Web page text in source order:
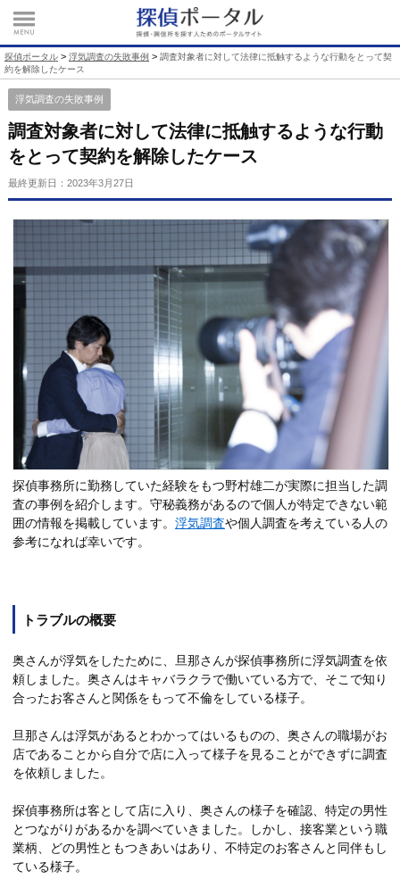
探偵ポータル > 浮気調査の失敗事例 > 調査対象者に対して法律に抵触するような行動をとって契
約を解除したケース
浮気調査の失敗事例
調査対象者に対して法律に抵触するような行動
をとって契約を解除したケース
最終更新日： 2023年3月27日
探偵事務所に勤務していた経験をもつ野村雄二が実際に担当した調
査の事例を紹介します。守秘義務があるので個人が特定できない範
囲の情報を掲載しています。 浮気調査や個人調査を考えている人の
参考になれば幸いです。
トラブルの概要
奥さんが浮気をしたために、旦那さんが探偵事務所に浮気調査を依
頼しました。奥さんはキャバラクラで働いている方で、そこで知り
合ったお客さんと関係をもって不倫をしている様子。
旦那さんは浮気があるとわかってはいるものの、奥さんの職場がお
店であることから自分で店に入って様子を見ることができずに調査
を依頼しました。
探偵事務所は客として店に入り、奥さんの様子を確認、特定の男性
とつながりがあるかを調べていきました。しかし、接客業という職
業柄、どの男性ともつきあいはあり、不特定のお客さんと同伴もし
ている様子。